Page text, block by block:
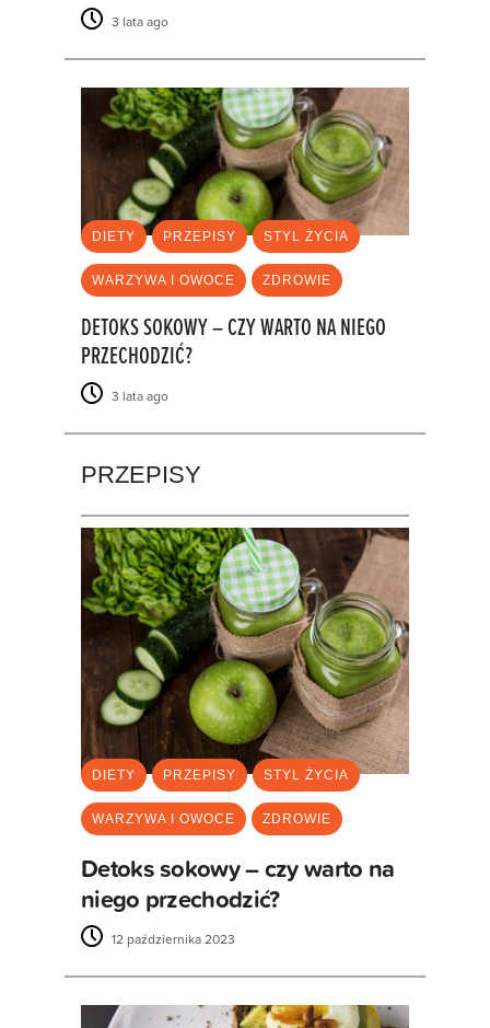
3 lata ago
DIETY PRZEPISY STYL ŻYCIA
WARZYWA I OWOCE ZDROWIE
DETOKS SOKOWY – CZY WARTO NA NIEGO
PRZECHODZIĆ?
3 lata ago
PRZEPISY
DIETY PRZEPISY STYL ŻYCIA
WARZYWA I OWOCE ZDROWIE
Detoks sokowy – czy warto na
niego przechodzić?
12 października 2023